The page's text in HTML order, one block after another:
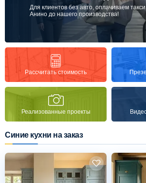
Каталог мебели на заказ
Оплата и доставка
Рассрочка и кредит
Схема работы
Акции и скидки
Для клиентов без авто, оплачиваем
Анино до нашего производства!
Рассчитать стоимость
Реализованные проекты
Синие кухни на заказ